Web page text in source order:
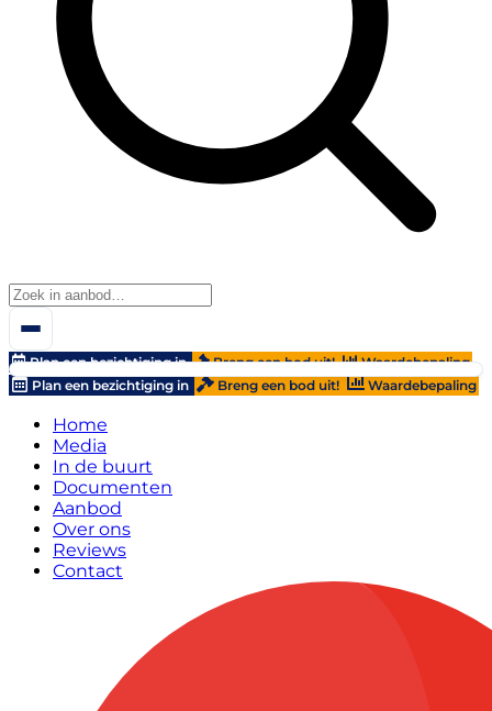
Plan een bezichtiging in Breng een bod uit!
Waardebepaling
Plan een bezichtiging in
Breng een bod uit! Waardebepaling
Home
Media
In de buurt
Documenten
Aanbod
Over ons
Reviews
Contact